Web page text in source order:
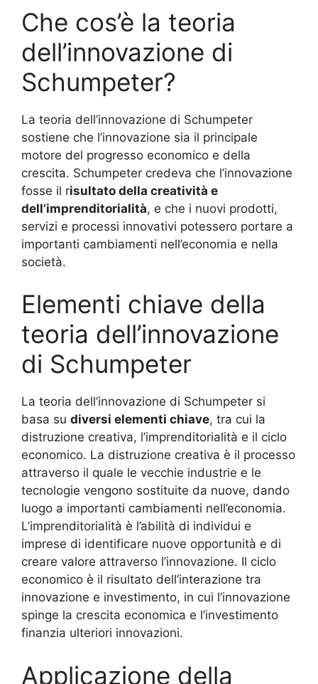
Che cos’è la teoria
dell’innovazione di
Schumpeter?
La teoria dell’innovazione di Schumpeter
sostiene che l’innovazione sia il principale
motore del progresso economico e della
crescita. Schumpeter credeva che l’innovazione
fosse il risultato della creatività e
dell’imprenditorialità, e che i nuovi prodotti,
servizi e processi innovativi potessero portare a
importanti cambiamenti nell’economia e nella
società.
Elementi chiave della
teoria dell’innovazione
di Schumpeter
La teoria dell’innovazione di Schumpeter si
basa su diversi elementi chiave, tra cui la
distruzione creativa, l’imprenditorialità e il ciclo
economico. La distruzione creativa è il processo
attraverso il quale le vecchie industrie e le
tecnologie vengono sostituite da nuove, dando
luogo a importanti cambiamenti nell’economia.
L’imprenditorialità è l’abilità di individui e
imprese di identificare nuove opportunità e di
creare valore attraverso l’innovazione. Il ciclo
economico è il risultato dell’interazione tra
innovazione e investimento, in cui l’innovazione
spinge la crescita economica e l’investimento
finanzia ulteriori innovazioni.
Applicazione della